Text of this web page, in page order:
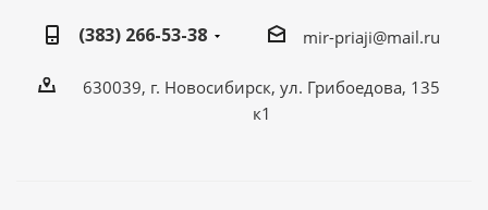
(383) 266-53-38
mir-priaji@mail.ru
630039, г. Новосибирск, ул. Грибоедова, 135
к1